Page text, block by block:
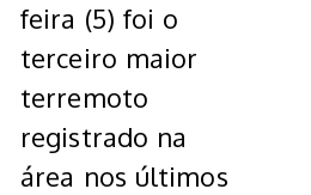
feira (5) foi o
terceiro maior
terremoto
registrado na
área nos últimos